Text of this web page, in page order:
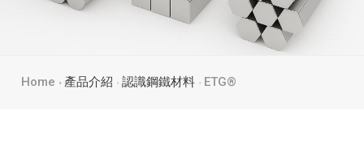
Home 產品介紹 認識鋼鐵材料 ETG®